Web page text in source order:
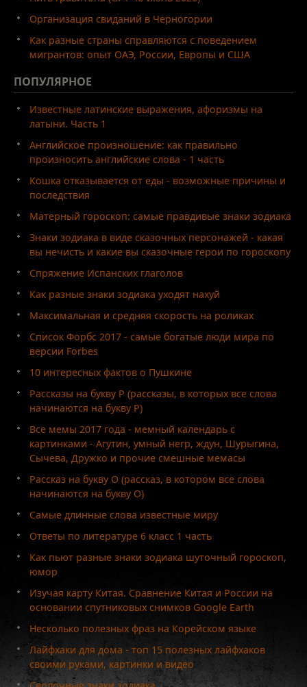
Организация свиданий в Черногории
Как разные страны справляются с поведением
мигрантов: опыт ОАЭ, России, Европы и США
ПОПУЛЯРНОЕ
Известные латинские выражения, афоризмы на
латыни. Часть 1
Английское произношение: как правильно
произносить английские слова - 1 часть
Кошка отказывается от еды - возможные причины и
последствия
Матерный гороскоп: самые правдивые знаки зодиака
Знаки зодиака в виде сказочных персонажей - какая
вы нечисть и какие вы сказочные герои по гороскопу
Спряжение Испанских глаголов
Как разные знаки зодиака уходят нахуй
Максимальная и средняя скорость на роликах
Список Форбс 2017 - самые богатые люди мира по
версии Forbes
10 интересных фактов о Пушкине
Рассказы на букву Р (рассказы, в которых все слова
начинаются на букву Р)
Все мемы 2017 года - мемный календарь с
картинками - Агутин, умный негр, ждун, Шурыгина,
Сычева, Дружко и прочие смешные мемасы
Рассказ на букву О (рассказ, в котором все слова
начинаются на букву О)
Самые длинные слова известные миру
Ответы по литературе 6 класс 1 часть
Как пьют разные знаки зодиака шуточный гороскоп,
юмор
Изучая карту Китая. Сравнение Китая и России на
основании спутниковых снимков Google Earth
Несколько полезных фраз на Корейском языке
Лайфхаки для дома - топ 15 полезных лайфхаков
своими руками, картинки и видео